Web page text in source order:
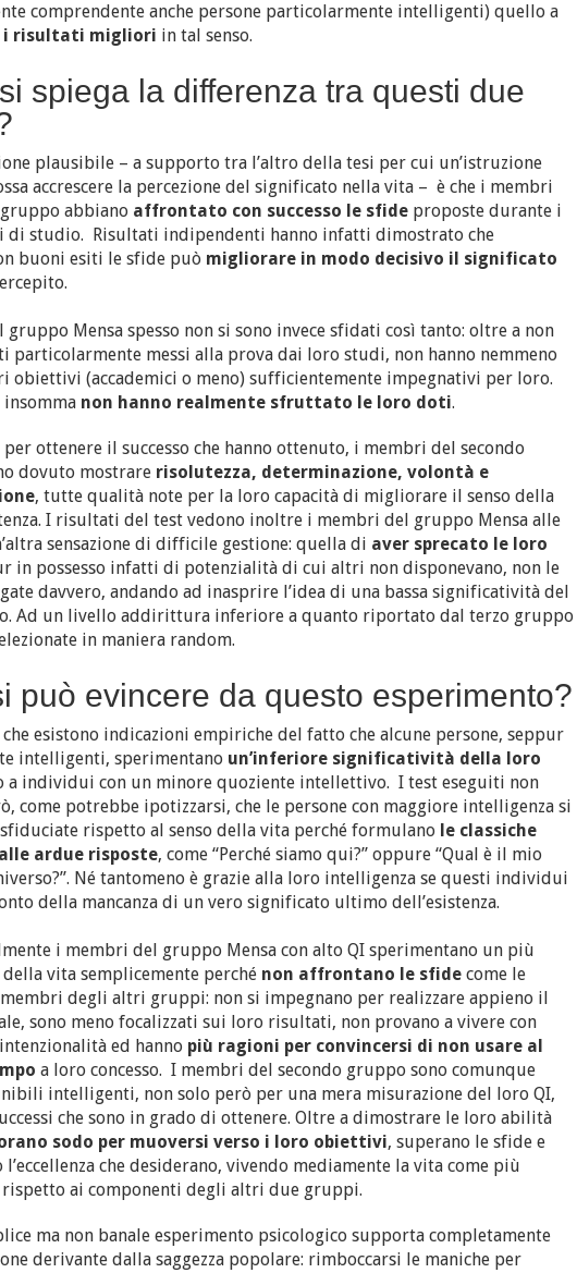
comprendente anche persone particolarmente intelligenti) quello a
risultati migliori in tal senso.
spiega la differenza tra questi due
plausibile – a supporto tra l’altro della tesi per cui un’istruzione
accrescere la percezione del significato nella vita – è che i membri
abbiano affrontato con successo le sfideproposte durante i
di studio. Risultati indipendenti hanno infatti dimostrato che
buoni esiti le sfide può migliorare in modo decisivo il significato
Mensa spesso non si sono invece sfidati così tanto: oltre a non
particolarmente messi alla prova dai loro studi, non hanno nemmeno
obiettivi (accademici o meno) sufficientemente impegnativi per loro.
non hanno realmente sfruttato le loro doti.
ottenere il successo che hanno ottenuto, i membri del secondo
dovuto mostrare risolutezza, determinazione, volontà e
, tutte qualità note per la loro capacità di migliorare il senso della
I risultati del test vedono inoltre i membri del gruppo Mensa alle
sensazione di difficile gestione: quella di aver sprecato le loro
in possesso infatti di potenzialità di cui altri non disponevano, non le
davvero, andando ad inasprire l’idea di una bassa significatività del
Ad un livello addirittura inferiore a quanto riportato dal terzo gruppo
in maniera random.
può evincere da questo esperimento?
esistono indicazioni empiriche del fatto che alcune persone, seppur
intelligenti, sperimentano un’inferiore significatività della loro
a individui con un minore quoziente intellettivo. I test eseguiti non
come potrebbe ipotizzarsi, che le persone con maggiore intelligenza si
rispetto al senso della vita perché formulano le classiche
ardue risposte, come “Perché siamo qui?” oppure “Qual è il mio
Né tantomeno è grazie alla loro intelligenza se questi individui
della mancanza di un vero significato ultimo dell’esistenza.
i membri del gruppo Mensa con alto QI sperimentano un più
della vita semplicemente perchénon affrontano le sfide come le
degli altri gruppi: non si impegnano per realizzare appieno il
sono meno focalizzati sui loro risultati, non provano a vivere con
ed hanno più ragioni per convincersi di non usare al
a loro concesso. I membri del secondo gruppo sono comunque
intelligenti, non solo però per una mera misurazione del loro QI,
che sono in grado di ottenere. Oltre a dimostrare le loro abilità
sodo per muoversi verso i loro obiettivi, superano le sfide e
che desiderano, vivendo mediamente la vita come più
ai componenti degli altri due gruppi.
ma non banale esperimento psicologico supporta completamente
derivante dalla saggezza popolare: rimboccarsi le maniche per